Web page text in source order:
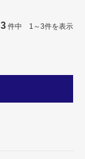
3 件中 1～3件を表示